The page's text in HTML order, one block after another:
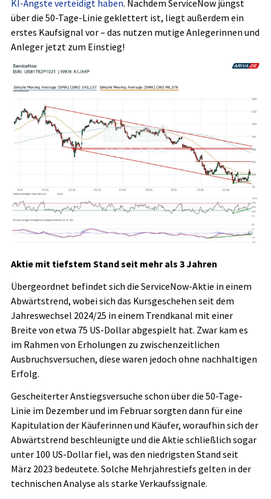
KI-Ängste verteidigt haben. Nachdem ServiceNow jüngst
über die 50-Tage-Linie geklettert ist, liegt außerdem ein
erstes Kaufsignal vor – das nutzen mutige Anlegerinnen und
Anleger jetzt zum Einstieg!
Aktie mit tiefstem Stand seit mehr als 3 Jahren
Übergeordnet befindet sich die ServiceNow-Aktie in einem
Abwärtstrend, wobei sich das Kursgeschehen seit dem
Jahreswechsel 2024/25 in einem Trendkanal mit einer
Breite von etwa 75 US-Dollar abgespielt hat. Zwar kam es
im Rahmen von Erholungen zu zwischenzeitlichen
Ausbruchsversuchen, diese waren jedoch ohne nachhaltigen
Erfolg.
Gescheiterter Anstiegsversuche schon über die 50-Tage-
Linie im Dezember und im Februar sorgten dann für eine
Kapitulation der Käuferinnen und Käufer, woraufhin sich der
Abwärtstrend beschleunigte und die Aktie schließlich sogar
unter 100 US-Dollar fiel, was den niedrigsten Stand seit
März 2023 bedeutete. Solche Mehrjahrestiefs gelten in der
technischen Analyse als starke Verkaufssignale.